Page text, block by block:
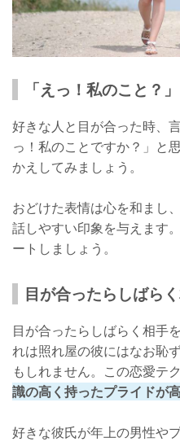
「えっ！私のこと？
好きな人と目が合った時、
っ！私のことですか？」と
かえしてみましょう。
おどけた表情は心を和まし
話しやすい印象を与えます
ートしましょう。
目が合ったらしばら
目が合ったらしばらく相手
れは照れ屋の彼にはなお恥
もしれません。この恋愛テ
識の高く持ったプライドが
好きな彼氏が年上の男性や